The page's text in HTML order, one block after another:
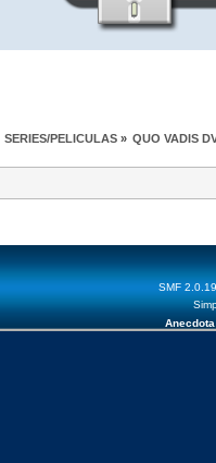
SERIES/PELICULAS» QUO VADIS
SMF 2.0.19
Anecdota